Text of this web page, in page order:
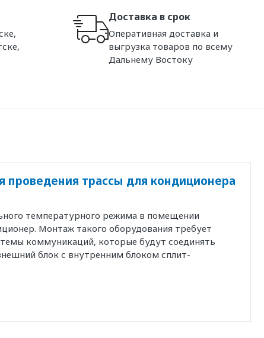
Доставка в срок
Оперативная доставка и
выгрузка товаров по всему
Дальнему Востоку
проведения трассы для кондиционера
температурного режима в помещении
Монтаж такого оборудования требует
коммуникаций, которые будут соединять
блок с внутренним блоком сплит-